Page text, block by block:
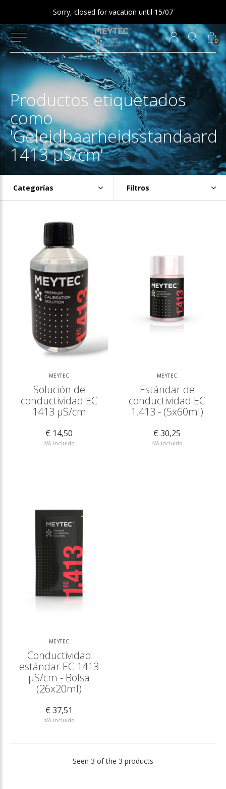
0
Sorry, closed for vacation until 15/07
Productos etiquetados
como
'Geleidbaarheidsstandaard
1413 µS/cm'
Categorías Filtros
MEYTEC
Solución de
conductividad EC
1413 µS/cm
€ 14,50
IVA incluido
MEYTEC
Estándar de
conductividad EC
1.413 - (5x60ml)
€ 30,25
IVA incluido
MEYTEC
Conductividad
estándar EC 1413
µS/cm - Bolsa
(26x20ml)
€ 37,51
IVA incluido
Seen 3 of the 3 products